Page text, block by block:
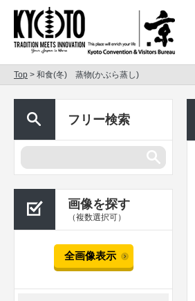
Top > 和食(冬) 蒸物(かぶら蒸し)
フリー検索
画像を探す
（複数選択可）
全画像表示